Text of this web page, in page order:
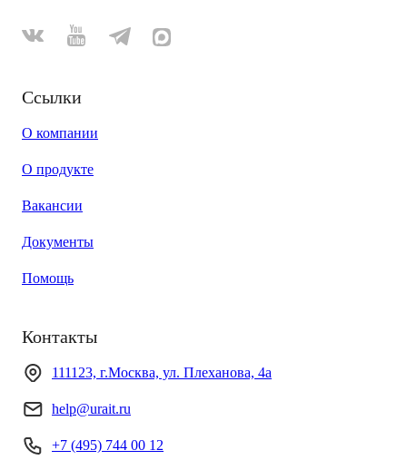
Ссылки
О компании
О продукте
Вакансии
Документы
Помощь
Контакты
111123, г.Москва, ул. Плеханова, 4а
help@urait.ru
+7 (495) 744 00 12